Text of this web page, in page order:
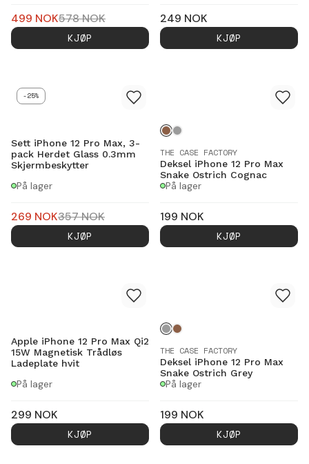
499 NOK578NOK
KJØP
249 NOK
KJØP
-25%
Sett iPhone 12 Pro Max, 3-
pack Herdet Glass 0.3mm
Skjermbeskytter
På lager
269 NOK357NOK
KJØP
THE CASE FACTORY
Deksel iPhone 12 Pro Max
Snake Ostrich Cognac
På lager
199 NOK
KJØP
Apple iPhone 12 Pro Max Qi2
15W Magnetisk Trådløs
Ladeplate hvit
På lager
299 NOK
KJØP
THE CASE FACTORY
Deksel iPhone 12 Pro Max
Snake Ostrich Grey
På lager
199 NOK
KJØP